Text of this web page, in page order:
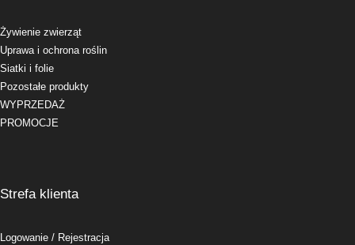
Żywienie zwierząt
Uprawa i ochrona roślin
Siatki i folie
Pozostałe produkty
WYPRZEDAŻ
PROMOCJE
Strefa klienta
Logowanie / Rejestracja